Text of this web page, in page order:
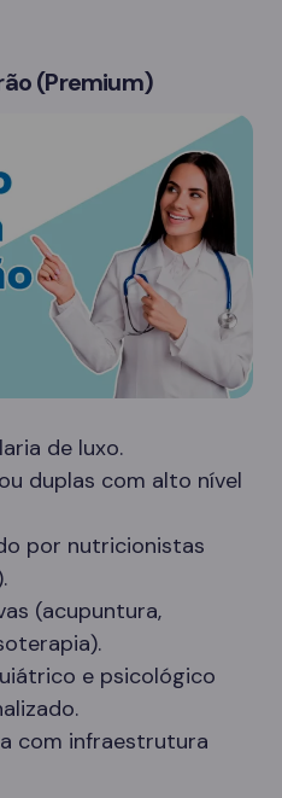
(Premium)
de luxo.
duplas com alto nível
por nutricionistas
(acupuntura,
e psicológico
com infraestrutura